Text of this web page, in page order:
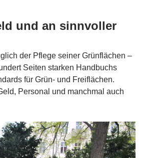
und an sinnvoller
der Pflege seiner Grünflächen –
Seiten starken Handbuchs
für Grün- und Freiflächen.
Personal und manchmal auch